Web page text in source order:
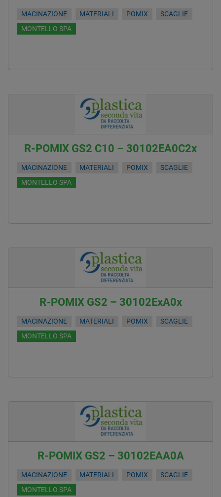
MACINAZIONE MATERIALI POMIX
SCAGLIE
MONTELLO SPA
R-POMIX GS2 C10 – 30102EA0C2x
MACINAZIONE MATERIALI POMIX
SCAGLIE
MONTELLO SPA
R-POMIX GS2 – 30102ExA0x
MACINAZIONE MATERIALI POMIX
SCAGLIE
MONTELLO SPA
R-POMIX GS2 – 30102EAA0A
MACINAZIONE MATERIALI POMIX
SCAGLIE
MONTELLO SPA